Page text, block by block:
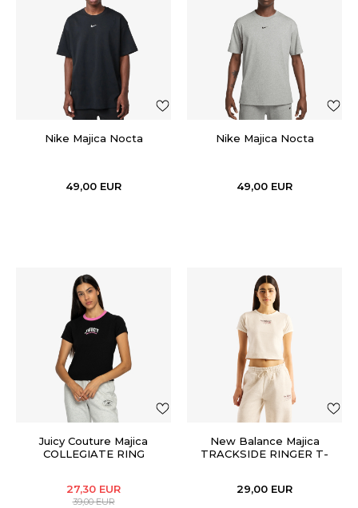
Nike Majica Nocta
49,00 EUR
Nike Majica Nocta
49,00 EUR
Juicy Couture Majica
COLLEGIATE RING
27,30 EUR
39,00EUR
New Balance Majica
TRACKSIDE RINGER T-
29,00 EUR